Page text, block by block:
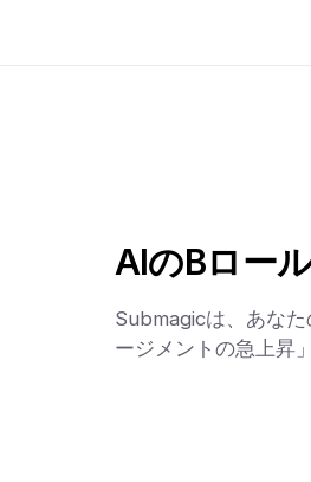
AIのBロー
Submagicは、あな
ージメントの急上昇